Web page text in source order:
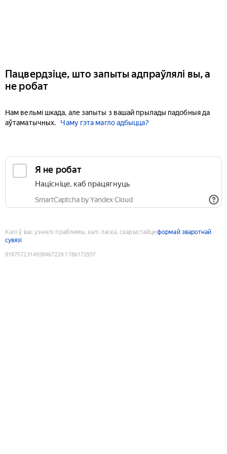
Пацвердзіце, што запыты адпраўлялі вы, а
не робат
Нам вельмі шкада, але запыты з вашай прылады падобныя да
аўтаматычных.
Чаму гэта магло адбыцца?
Я не робат
Націсніце, каб працягнуць
SmartCaptcha by Yandex Cloud
Калі ў вас узніклі праблемы, калі ласка, скарыстайцеформай зваротнай
сувязі
9187572314938467229:1786172937